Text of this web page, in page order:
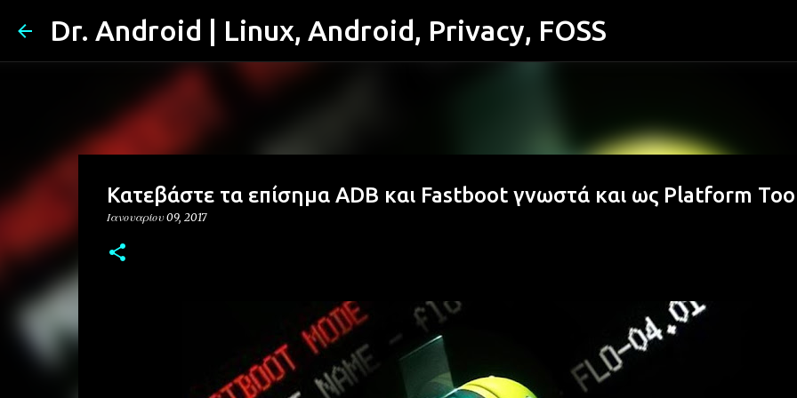
Μετάβαση στο κύριο περιεχόμενο
Dr. Android | Linux, Android, Privacy, FOSS
Κατεβάστε τα επίσημα ADB και Fastboot γνωστά και ως Platform
Ιανουαρίου 09, 2017